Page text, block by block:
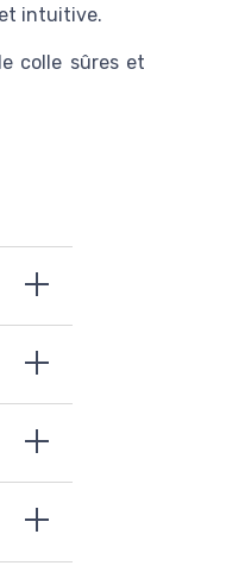
intuitive.
colle sûres et